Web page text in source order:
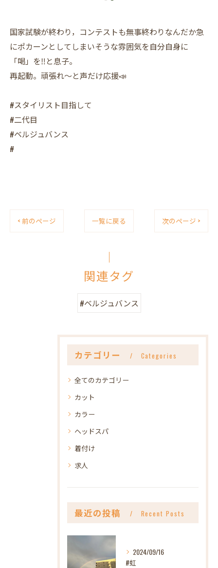
国家試験が終わり，コンテストも無事終わりなんだか急
にポカーンとしてしまいそうな雰囲気を自分自身に
「喝」を‼️と息子。
再起動。頑張れ〜と声だけ応援📣
#スタイリスト目指して
#二代目
#ベルジュバンス
#
< 前のページ 一覧に戻る 次のページ >
関連タグ
#ベルジュバンス
カテゴリー Categories
全てのカテゴリー
カット
カラー
ヘッドスパ
着付け
求人
最近の投稿 Recent Posts
2024/09/16
#虹